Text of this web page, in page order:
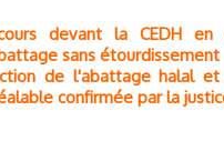
devant la CEDH
sans étourdissement
de l'abattage halal et
confirmée par la